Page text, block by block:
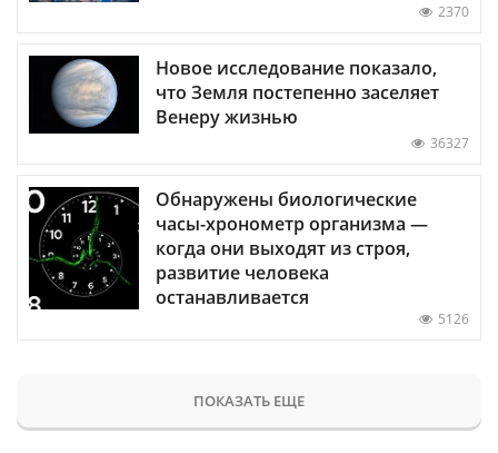
2370
Новое исследование показало,
что Земля постепенно заселяет
Венеру жизнью
36327
Обнаружены биологические
часы-хронометр организма —
когда они выходят из строя,
развитие человека
останавливается
5126
ПОКАЗАТЬ ЕЩЕ